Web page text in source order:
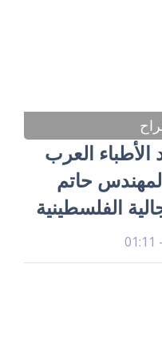
الأطباء العرب
حاتم
الفلسطينية